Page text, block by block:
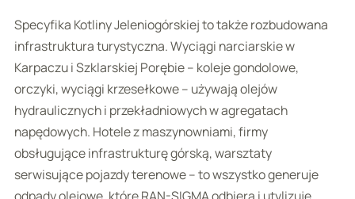
Specyfika Kotliny Jeleniogórskiej to także rozbudowana
infrastruktura turystyczna. Wyciągi narciarskie w
Karpaczu i Szklarskiej Porębie – koleje gondolowe,
orczyki, wyciągi krzesełkowe – używają olejów
hydraulicznych i przekładniowych w agregatach
napędowych. Hotele z maszynowniami, firmy
obsługujące infrastrukturę górską, warsztaty
serwisujące pojazdy terenowe – to wszystko generuje
odpady olejowe, które RAN-SIGMA odbiera i utylizuje